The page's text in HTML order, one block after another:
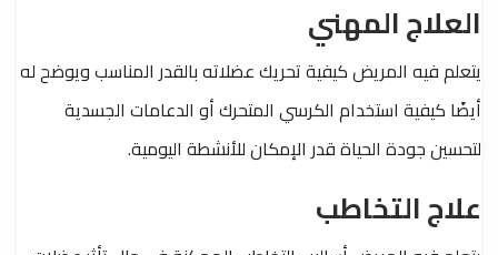
العلاج المهني
يتعلم فيه المريض كيفية تحريك عضلاته بالقدر المناسب ويوضح له
أيضًا كيفية استخدام الكرسي المتحرك أو الدعامات الجسدية
لتحسين جودة الحياة قدر الإمكان للأنشطة اليومية.
علاج التخاطب